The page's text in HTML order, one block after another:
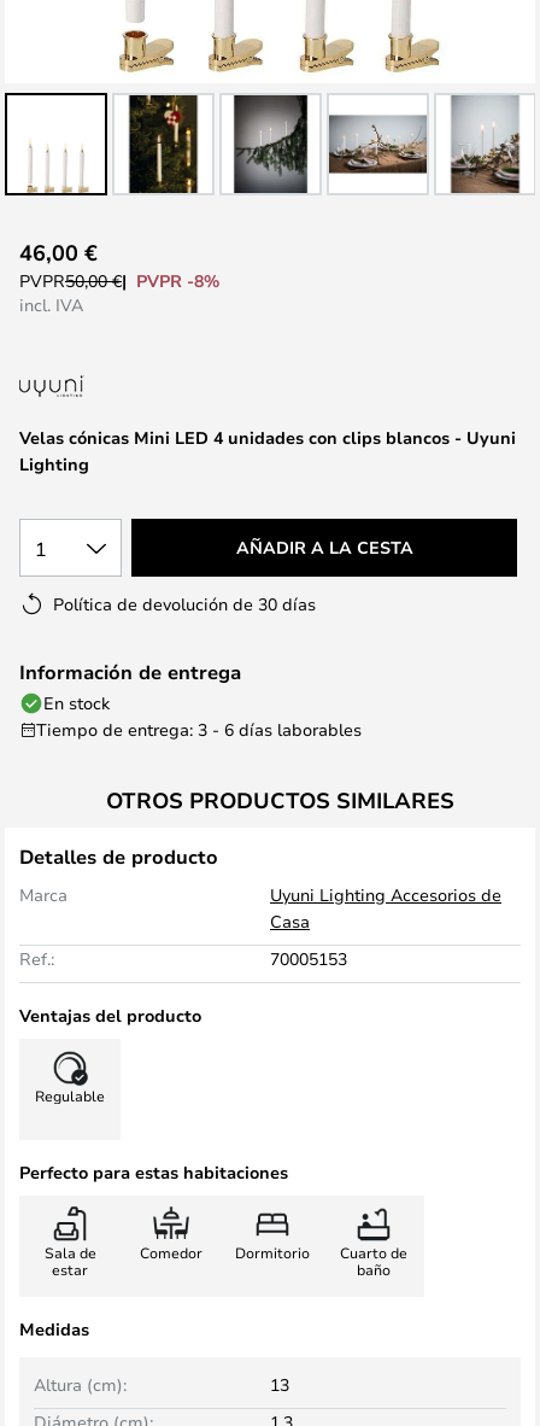
al
comienzo
galería
imágenes
Velas cónicas Mini LED 4 unidades con clips blancos - Uyuni
Lighting
46,00 €
PVPR50,00 €
PVPR -8%
incl. IVA
1 AÑADIR A LA CESTA
Política de devolución de 30 días
Información de entrega
En stock
Tiempo de entrega: 3 - 6 días laborables
OTROS PRODUCTOS SIMILARES
Detalles de producto
Marca
Uyuni Lighting Accesorios de
Casa
Ref.:
70005153
Ventajas del producto
Regulable
Perfecto para estas habitaciones
Sala de
estar
Comedor Dormitorio
Cuarto de
baño
Medidas
Altura (cm):
13